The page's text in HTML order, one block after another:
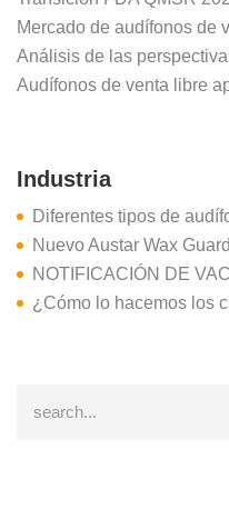
Industria
Diferentes tipos de
Nuevo Austar Wax
NOTIFICACIÓN DE
¿Cómo lo hacemos los chinos